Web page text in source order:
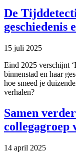
De
geschiedenis
15 juli 2025
Eind 2025 verschijnt
binnenstad en haar
hoe smeed je
verhalen?
Samen
collegagroep
14 april 2025